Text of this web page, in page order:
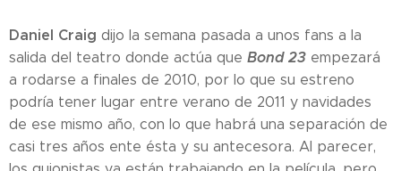
Daniel Craig dijo la semana pasada a unos fans a la
salida del teatro donde actúa que Bond 23 empezará
a rodarse a finales de 2010, por lo que su estreno
podría tener lugar entre verano de 2011 y navidades
de ese mismo año, con lo que habrá una separación de
casi tres años ente ésta y su antecesora. Al parecer,